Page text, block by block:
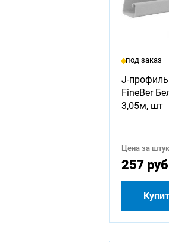
под заказ
J-профиль
FineBer
3,05м, шт
Цена за
257